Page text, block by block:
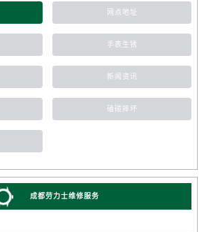
网点地址
手表生锈
新闻资讯
磕碰摔坏
成都劳力士维修服务